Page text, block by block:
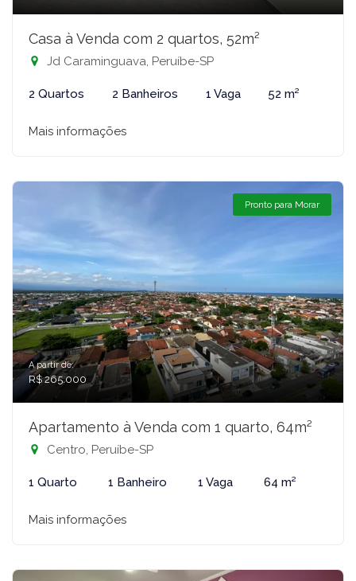
Casa à Venda com 2 quartos, 52m²
Jd Caraminguava, Peruíbe-SP
2 Quartos 2 Banheiros 1 Vaga 52 m²
Mais informações
Pronto para Morar
A partir de:
R$ 265.000
Apartamento à Venda com 1 quarto, 64m²
Centro, Peruíbe-SP
1 Quarto 1 Banheiro 1 Vaga 64 m²
Mais informações